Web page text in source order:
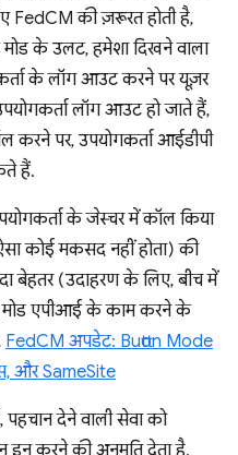
की ज़रूरत होती है,
के उलट, हमेशा दिखने वाला
के लॉग आउट करने पर यूज़र
लॉग आउट हो जाते हैं,
पर, उपयोगकर्ता आईडीपी
हैं.
के जेस्चर में कॉल किया
कोई मकसद नहीं होता) की
बेहतर (उदाहरण के लिए, बीच में
मोड एपीआई के काम करने के
FedCM अपडेट: Button Mode
और SameSite
देने वाली सेवा को
इन करने की अनुमति देता है.